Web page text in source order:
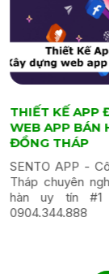
THIẾT KẾ APP
UY TÍN?
Hiện nay, các
trương thiết kế
tiêu dùng tiếp
Điều này cũng